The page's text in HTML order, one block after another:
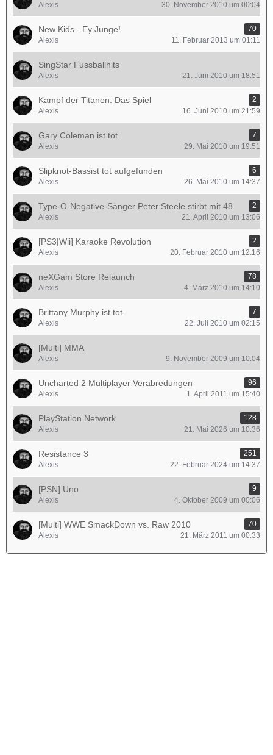
Alexis
30. November 2010 um 00:04
New Kids - Ey Junge!
70
Alexis
11. Februar 2013 um 01:11
SingStar Fussballhits
Alexis 21. Juni 2010 um 18:51
Kampf der Titanen: Das Spiel
2
Alexis
16. Juni 2010 um 21:59
Gary Coleman ist tot
7
Alexis
29. Mai 2010 um 19:51
Slipknot-Bassist tot aufgefunden
6
Alexis
26. Mai 2010 um 14:37
Type-O-Negative-Sänger Peter Steele stirbt mit 48
2
Alexis
21. April 2010 um 13:06
[PS3|Wii] Karaoke Revolution
2
Alexis
20. Februar 2010 um 12:16
neXGam Store Relaunch
78
Alexis
4. März 2010 um 14:10
Brittany Murphy ist tot
7
Alexis
22. Juli 2010 um 02:15
[Multi] MMA
Alexis 9. November 2009 um 10:04
Uncharted 2 Multiplayer Verabredungen
96
Alexis
1. April 2011 um 15:40
PlayStation Network
128
Alexis
21. Mai 2026 um 10:36
Resistance 3
251
Alexis
22. Februar 2024 um 14:37
[PSN] Uno
9
Alexis
4. Oktober 2009 um 00:06
[Multi] WWE SmackDown vs. Raw 2010
70
Alexis
21. März 2011 um 00:33